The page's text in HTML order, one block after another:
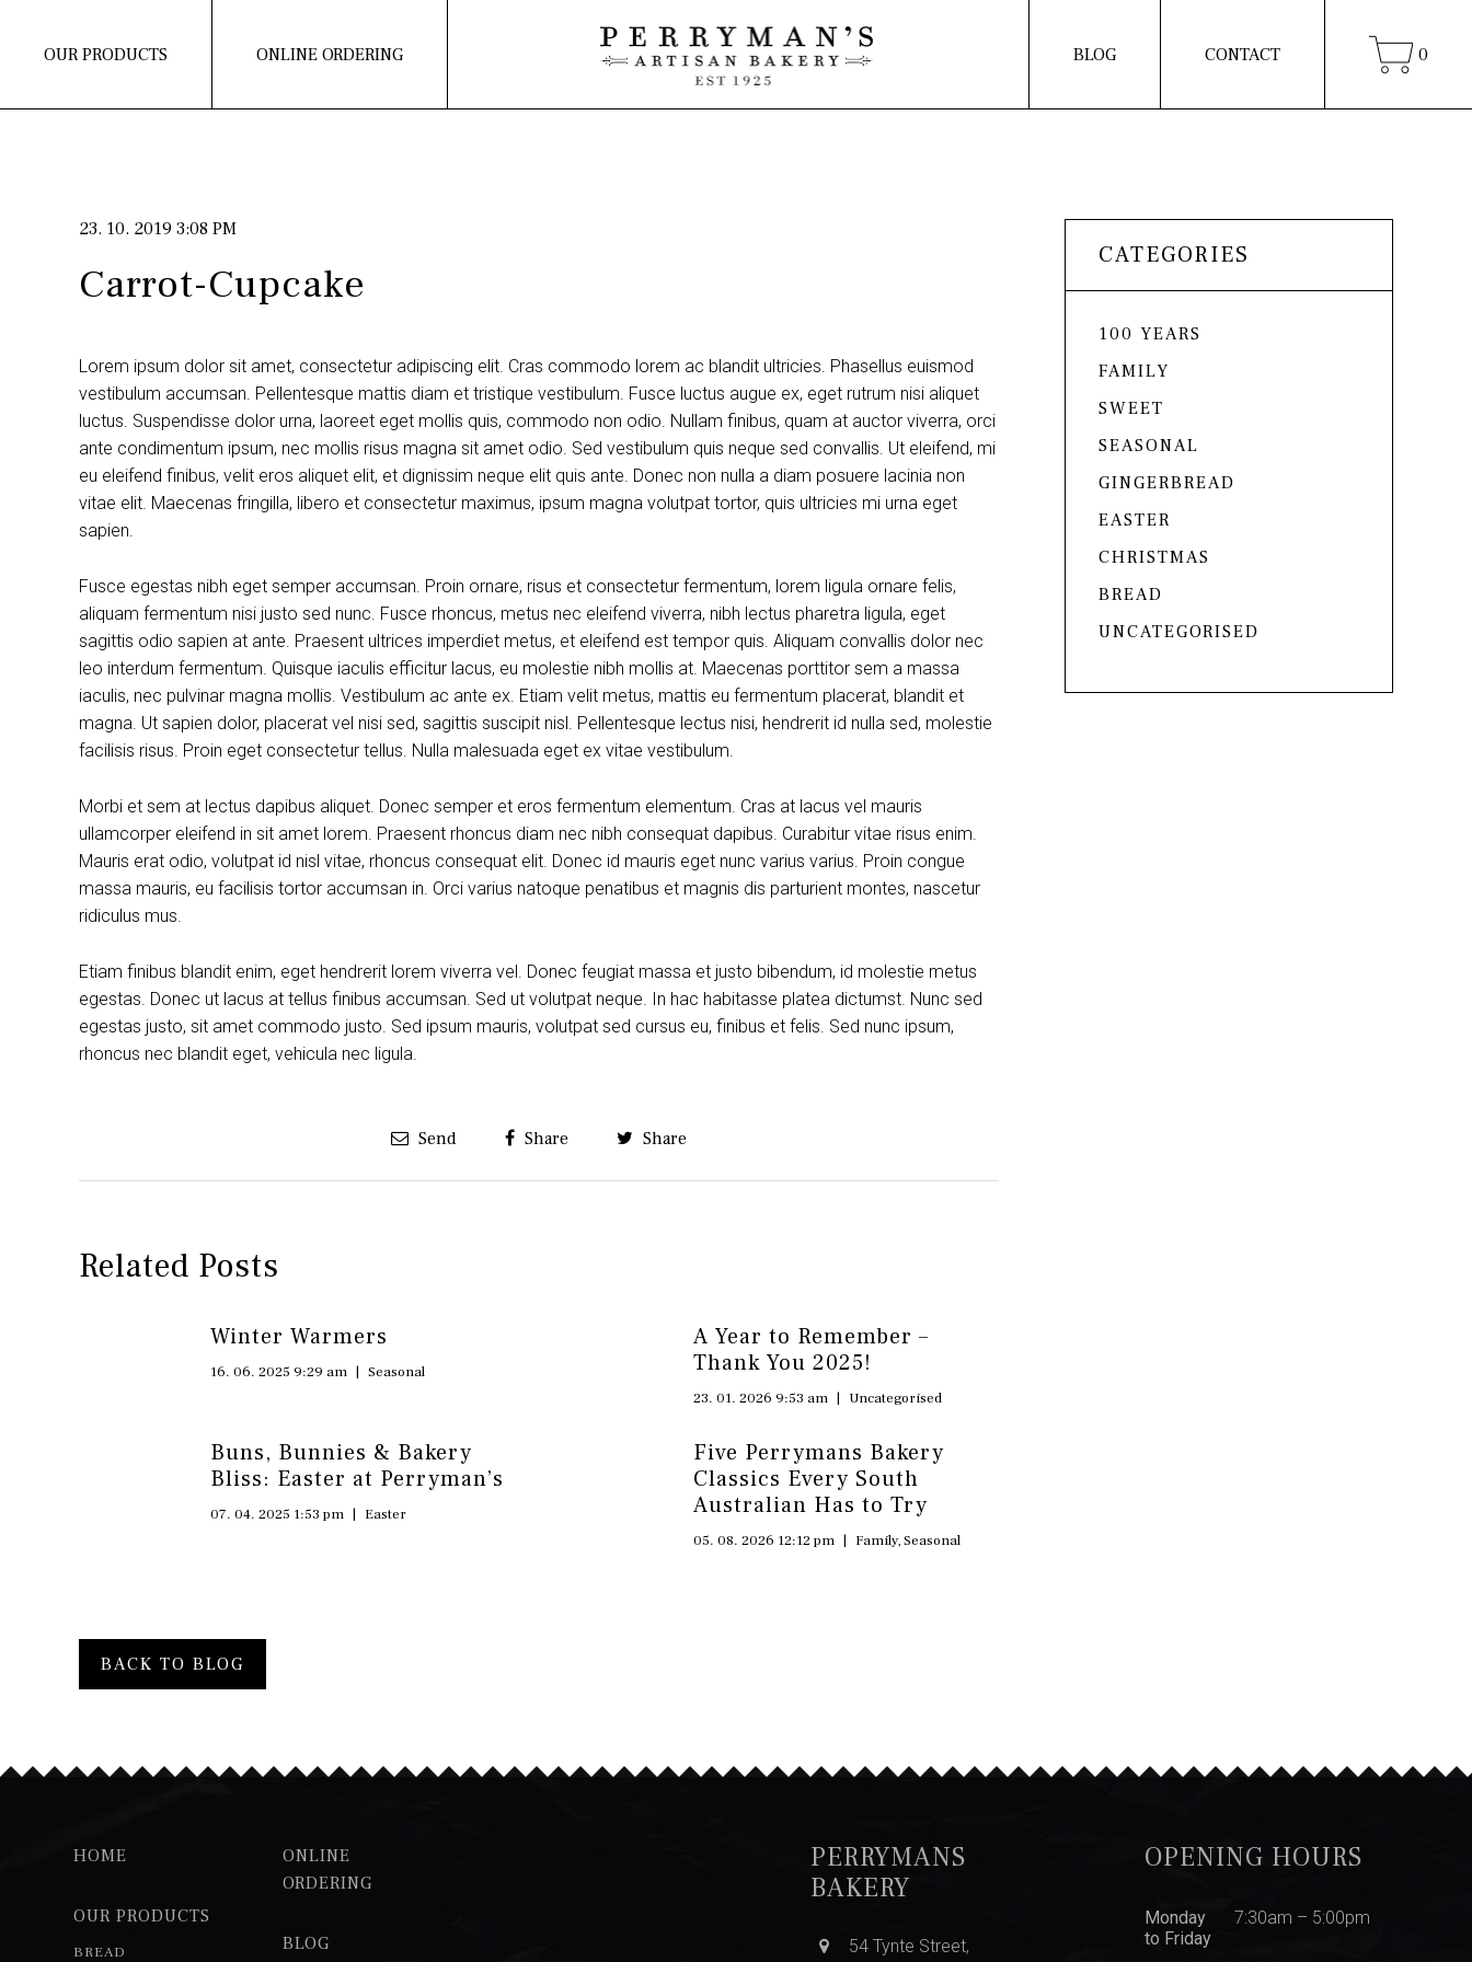
OUR PRODUCTS ONLINE ORDERING BLOG CONTACT 0
23. 10. 2019 3:08 PM
Carrot-Cupcake
Lorem ipsum dolor sit amet, consectetur adipiscing elit. Cras commodo lorem ac blandit ultricies. Phasellus euismod
vestibulum accumsan. Pellentesque mattis diam et tristique vestibulum. Fusce luctus augue ex, eget rutrum nisi aliquet
luctus. Suspendisse dolor urna, laoreet eget mollis quis, commodo non odio. Nullam finibus, quam at auctor viverra, orci
ante condimentum ipsum, nec mollis risus magna sit amet odio. Sed vestibulum quis neque sed convallis. Ut eleifend, mi
eu eleifend finibus, velit eros aliquet elit, et dignissim neque elit quis ante. Donec non nulla a diam posuere lacinia non
vitae elit. Maecenas fringilla, libero et consectetur maximus, ipsum magna volutpat tortor, quis ultricies mi urna eget
sapien.
Fusce egestas nibh eget semper accumsan. Proin ornare, risus et consectetur fermentum, lorem ligula ornare felis,
aliquam fermentum nisi justo sed nunc. Fusce rhoncus, metus nec eleifend viverra, nibh lectus pharetra ligula, eget
sagittis odio sapien at ante. Praesent ultrices imperdiet metus, et eleifend est tempor quis. Aliquam convallis dolor nec
leo interdum fermentum. Quisque iaculis efficitur lacus, eu molestie nibh mollis at. Maecenas porttitor sem a massa
iaculis, nec pulvinar magna mollis. Vestibulum ac ante ex. Etiam velit metus, mattis eu fermentum placerat, blandit et
magna. Ut sapien dolor, placerat vel nisi sed, sagittis suscipit nisl. Pellentesque lectus nisi, hendrerit id nulla sed, molestie
facilisis risus. Proin eget consectetur tellus. Nulla malesuada eget ex vitae vestibulum.
Morbi et sem at lectus dapibus aliquet. Donec semper et eros fermentum elementum. Cras at lacus vel mauris
ullamcorper eleifend in sit amet lorem. Praesent rhoncus diam nec nibh consequat dapibus. Curabitur vitae risus enim.
Mauris erat odio, volutpat id nisl vitae, rhoncus consequat elit. Donec id mauris eget nunc varius varius. Proin congue
massa mauris, eu facilisis tortor accumsan in. Orci varius natoque penatibus et magnis dis parturient montes, nascetur
ridiculus mus.
Etiam finibus blandit enim, eget hendrerit lorem viverra vel. Donec feugiat massa et justo bibendum, id molestie metus
egestas. Donec ut lacus at tellus finibus accumsan. Sed ut volutpat neque. In hac habitasse platea dictumst. Nunc sed
egestas justo, sit amet commodo justo. Sed ipsum mauris, volutpat sed cursus eu, finibus et felis. Sed nunc ipsum,
rhoncus nec blandit eget, vehicula nec ligula.
Send Share Share
Related Posts
Winter Warmers
16. 06. 2025 9:29 am | Seasonal
A Year to Remember –
Thank You 2025!
23. 01. 2026 9:53 am | Uncategorised
Buns, Bunnies & Bakery
Bliss: Easter at Perryman’s
07. 04. 2025 1:53 pm | Easter
Five Perrymans Bakery
Classics Every South
Australian Has to Try
05. 08. 2026 12:12 pm | Family,Seasonal
BACK TO BLOG
CATEGORIES
100 YEARS
FAMILY
SWEET
SEASONAL
GINGERBREAD
EASTER
CHRISTMAS
BREAD
UNCATEGORISED
HOME
OUR PRODUCTS
BREAD
ONLINE
ORDERING
BLOG
PERRYMANS
BAKERY
54 Tynte Street,
OPENING HOURS
Monday
to Friday
7:30am – 5:00pm